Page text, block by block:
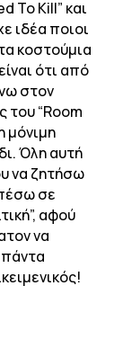
To Kill” και
ιδέα ποιοι
κοστούμια
ότι από
στον
του “Room
μόνιμη
Όλη αυτή
να ζητήσω
σε
αφού
να